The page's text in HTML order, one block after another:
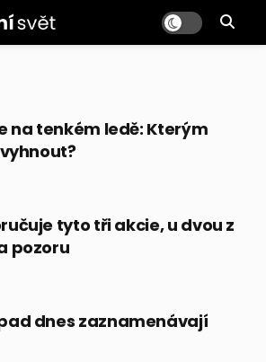
na tenkém ledě: Kterým
tyto tři akcie, u dvou z
pozoru
dnes zaznamenávají